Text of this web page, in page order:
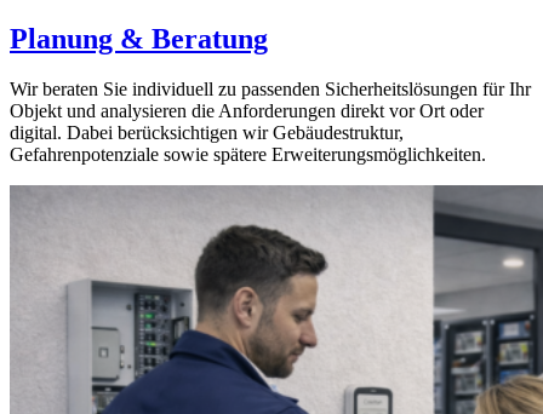
Planung & Beratung
Wir beraten Sie individuell zu passenden Sicherheitslösungen für Ihr
Objekt und analysieren die Anforderungen direkt vor Ort oder
digital. Dabei berücksichtigen wir Gebäudestruktur,
Gefahrenpotenziale sowie spätere Erweiterungsmöglichkeiten.